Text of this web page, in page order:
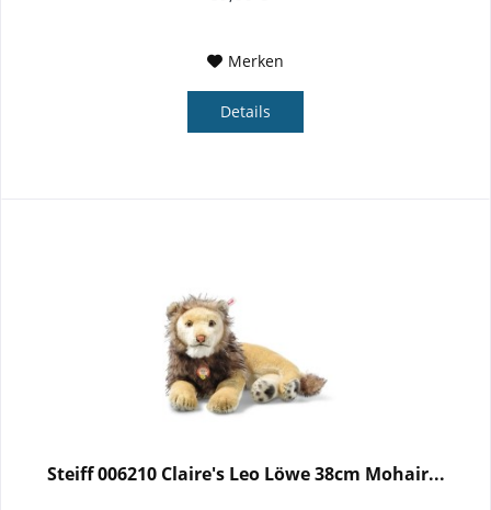
Merken
Details
Steiff 006210 Claire's Leo Löwe 38cm Mohair...